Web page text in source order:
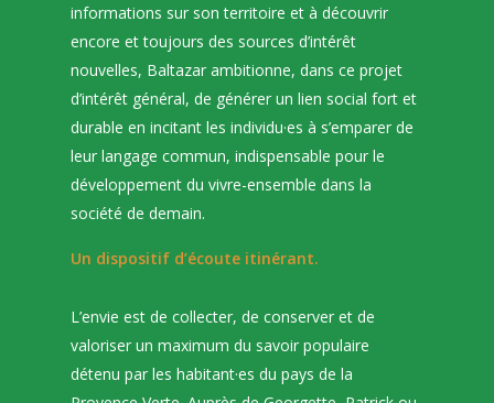
informations sur son territoire et à découvrir
encore et toujours des sources d’intérêt
nouvelles, Baltazar ambitionne, dans ce projet
d’intérêt général, de générer un lien social fort et
durable en incitant les individu·es à s’emparer de
leur langage commun, indispensable pour le
développement du vivre-ensemble dans la
société de demain.
Un dispositif d’écoute itinérant.
L’envie est de collecter, de conserver et de
valoriser un maximum du savoir populaire
détenu par les habitant·es du pays de la